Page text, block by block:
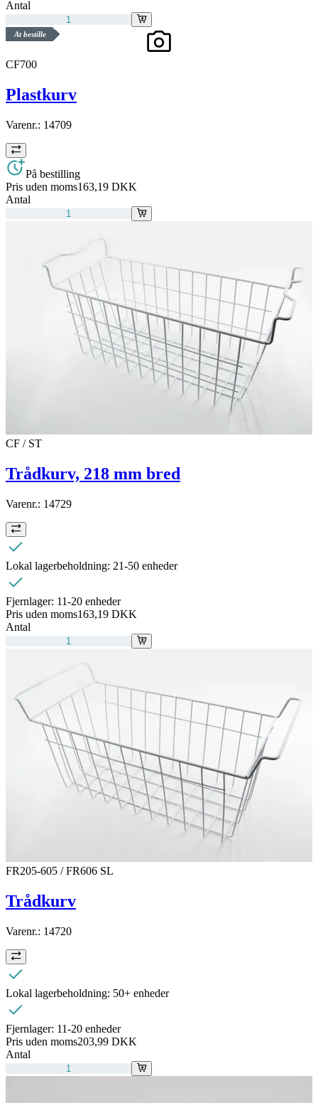
Antal
At bestille
CF700
Plastkurv
Varenr.: 14709
På bestilling
Pris uden moms163,19 DKK
Antal
CF / ST
Trådkurv, 218 mm bred
Varenr.: 14729
Lokal lagerbeholdning: 21-50 enheder
Fjernlager: 11-20 enheder
Pris uden moms163,19 DKK
Antal
FR205-605 / FR606 SL
Trådkurv
Varenr.: 14720
Lokal lagerbeholdning: 50+ enheder
Fjernlager: 11-20 enheder
Pris uden moms203,99 DKK
Antal